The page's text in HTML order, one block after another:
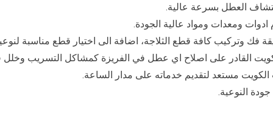
العطل بسرعة عالية.
ادوات ومعدات ومواد عالية الجودة.
فك وتركيب كافة قطع الثلاجة، اضافة الى اختيار قطع مناسبة
القادر على اصلاح اي عطل في الفريزة كمشاكل التسريب وخلل
مستعد لتقديم خدماته على مدار الساعة.
النوعية.